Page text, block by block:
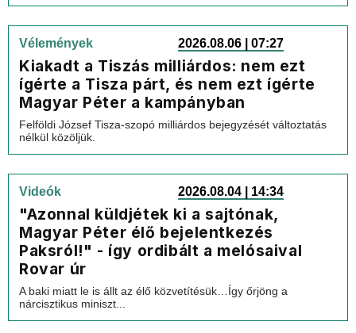
Vélemények 2026.08.06 | 07:27
Kiakadt a Tiszás milliárdos: nem ezt
ígérte a Tisza párt, és nem ezt ígérte
Magyar Péter a kampányban
Felföldi József Tisza-szopó milliárdos bejegyzését változtatás
nélkül közöljük.
Videók 2026.08.04 | 14:34
"Azonnal küldjétek ki a sajtónak,
Magyar Péter élő bejelentkezés
Paksról!" - így ordibált a melósaival
Rovar úr
A baki miatt le is állt az élő közvetítésük…Így őrjöng a
nárcisztikus miniszt...